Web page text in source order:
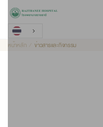
หน้าหลัก ข่าวสารและกิจกรรม